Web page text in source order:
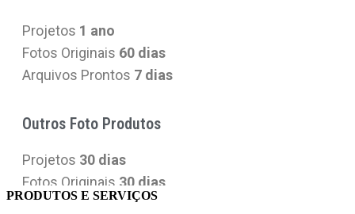
PRODUTOS E SERVIÇOS